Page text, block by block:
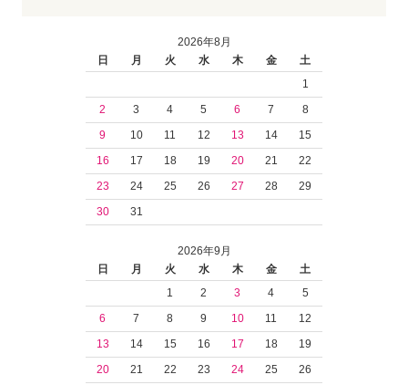
2026年8月
日
月 火 水 木 金
土
1
2
3 4 5 6 7
8
9
10 11 12 13 14
15
16
17 18 19 20 21
22
23
24 25 26 27 28
29
30
31
2026年9月
日
月 火 水 木 金
土
1
2 3 4
5
6
7 8 9 10 11
12
13
14 15 16 17 18
19
20
21 22 23 24 25
26